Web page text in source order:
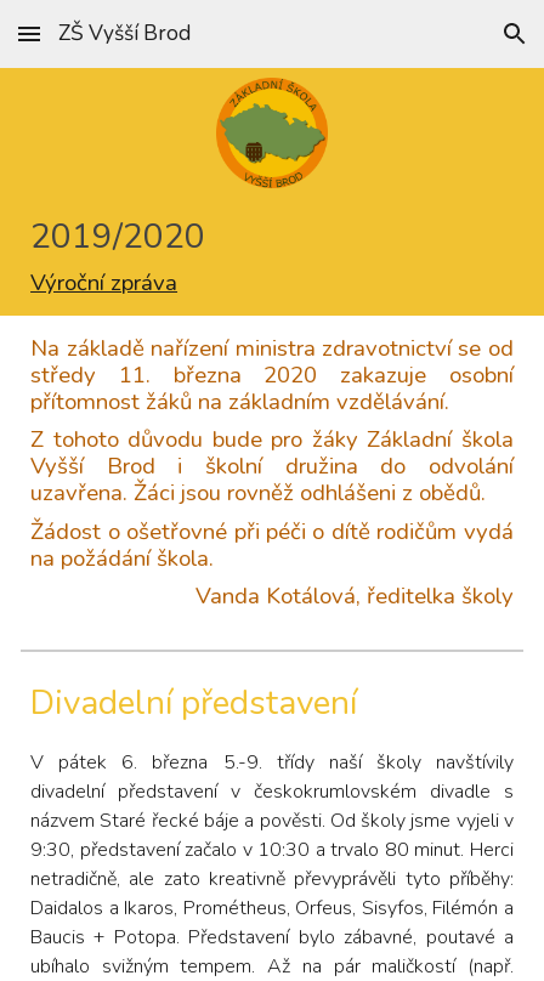
Skip to main content Skip to navigation
ZŠ Vyšší Brod
2019/2020
Výroční zpráva
Na základě nařízení ministra zdravotnictví se od
středy 11. března 2020 zakazuje osobní
přítomnost žáků na základním vzdělávání.
Z tohoto důvodu bude pro žáky Základní škola
Vyšší Brod i školní družina do odvolání
uzavřena. Žáci jsou rovněž odhlášeni z obědů.
Žádost o ošetřovné při péči o dítě rodičům vydá
na požádání škola.
Vanda Kotálová, ředitelka školy
Divadelní představení
V pátek 6. března 5.-9. třídy naší školy navštívily
divadelní představení v českokrumlovském divadle s
názvem Staré řecké báje a pověsti. Od školy jsme vyjeli v
9:30, představení začalo v 10:30 a trvalo 80 minut. Herci
netradičně, ale zato kreativně převyprávěli tyto příběhy:
Daidalos a Ikaros, Prométheus, Orfeus, Sisyfos, Filémón a
Baucis + Potopa. Představení bylo zábavné, poutavé a
ubíhalo svižným tempem. Až na pár maličkostí (např.